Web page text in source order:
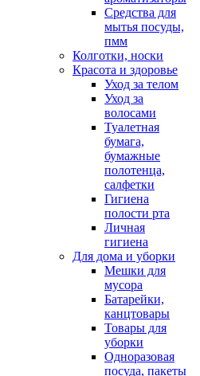
Средства для
мытья посуды,
пмм
Колготки, носки
Красота и здоровье
Уход за телом
Уход за
волосами
Туалетная
бумага,
бумажные
полотенца,
салфетки
Гигиена
полости рта
Личная
гигиена
Для дома и уборки
Мешки для
мусора
Батарейки,
канцтовары
Товары для
уборки
Одноразовая
посуда, пакеты